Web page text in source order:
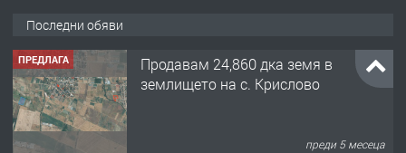
Последни обяви
ПРЕДЛАГА
Продавам 24,860 дка земя в
землището на с. Крислово
преди 5 месеца